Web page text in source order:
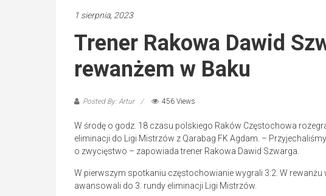
1 sierpnia, 2023
Trener Rakowa Dawid
rewanżem w Baku
Posted By: Artur 456 Views
W środę o godz. 18 czasu polskiego Raków Częstochowa
eliminacji do Ligi Mistrzów z Qarabag FK Agdam. –
o zwycięstwo – zapowiada trener Rakowa Dawid Szwarga.
W pierwszym spotkaniu częstochowianie wygrali 3:2. W
awansowali do 3. rundy eliminacji Ligi Mistrzów.